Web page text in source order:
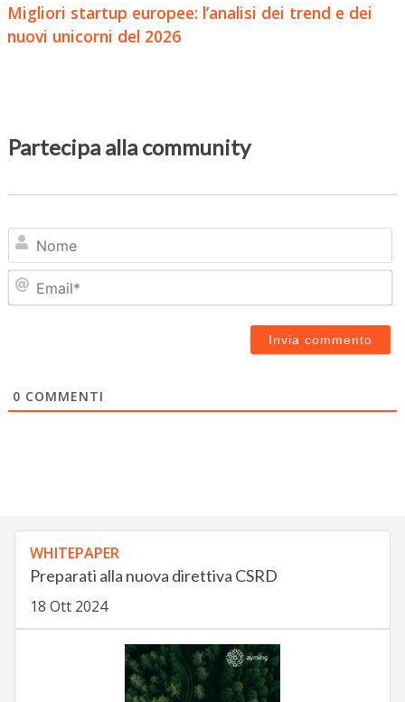
Migliori startup europee: l’analisi dei trend e dei
nuovi unicorni del 2026
Partecipa alla community
0 COMMENTI
WHITEPAPER
Preparati alla nuova direttiva CSRD
18 Ott 2024